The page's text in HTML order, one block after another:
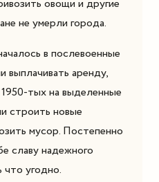
овощи и другие
не умерли города.
в послевоенные
выплачивать аренду,
тых на выделенные
строить новые
мусор. Постепенно
славу надежного
что угодно.